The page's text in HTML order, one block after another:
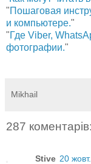
"Пошаговая
и компьютере."
"Где Viber,
фотографии."
Mikhail
287 коментарів:
Stive 20